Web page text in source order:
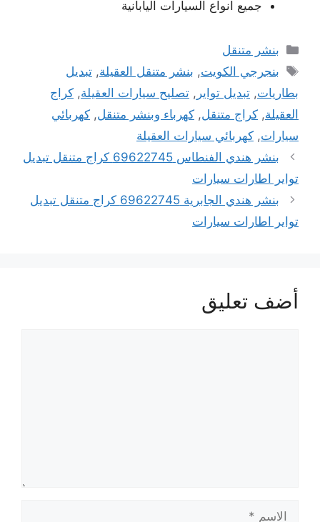
جميع انواع السيارات اليابانية
التصنيفات
بنشر متنقل
الوسوم
بنجرجي الكويت, بنشر متنقل العقيلة,تبديل
بطاريات, تبديل تواير , تصليح سيارات العقيلة, كراج
العقيلة, كراج متنقل, كهرباء وبنشر متنقل, كهربائي
سيارات, كهربائي سيارات العقيلة
بنشر هندي الفنطاس 69622745 كراج متنقل تبديل
تواير اطارات سيارات
بنشر هندي الجابرية 69622745 كراج متنقل تبديل
تواير اطارات سيارات
أضف تعليق